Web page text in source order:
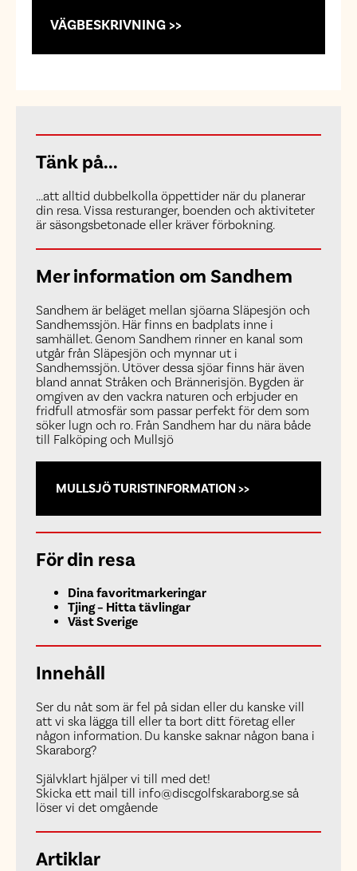
VÄGBESKRIVNING >>
Tänk på...
...att alltid dubbelkolla öppettider när du planerar
din resa. Vissa resturanger, boenden och aktiviteter
är säsongsbetonade eller kräver förbokning.
Mer information om Sandhem
Sandhem är beläget mellan sjöarna Släpesjön och
Sandhemssjön. Här finns en badplats inne i
samhället. Genom Sandhem rinner en kanal som
utgår från Släpesjön och mynnar ut i
Sandhemssjön. Utöver dessa sjöar finns här även
bland annat Stråken och Brännerisjön. Bygden är
omgiven av den vackra naturen och erbjuder en
fridfull atmosfär som passar perfekt för dem som
söker lugn och ro. Från Sandhem har du nära både
till Falköping och Mullsjö
MULLSJÖ TURISTINFORMATION >>
För din resa
Dina favoritmarkeringar
Tjing – Hitta tävlingar
Väst Sverige
Innehåll
Ser du nåt som är fel på sidan eller du kanske vill
att vi ska lägga till eller ta bort ditt företag eller
någon information. Du kanske saknar någon bana i
Skaraborg?
Självklart hjälper vi till med det!
Skicka ett mail till info@discgolfskaraborg.se så
löser vi det omgående
Artiklar